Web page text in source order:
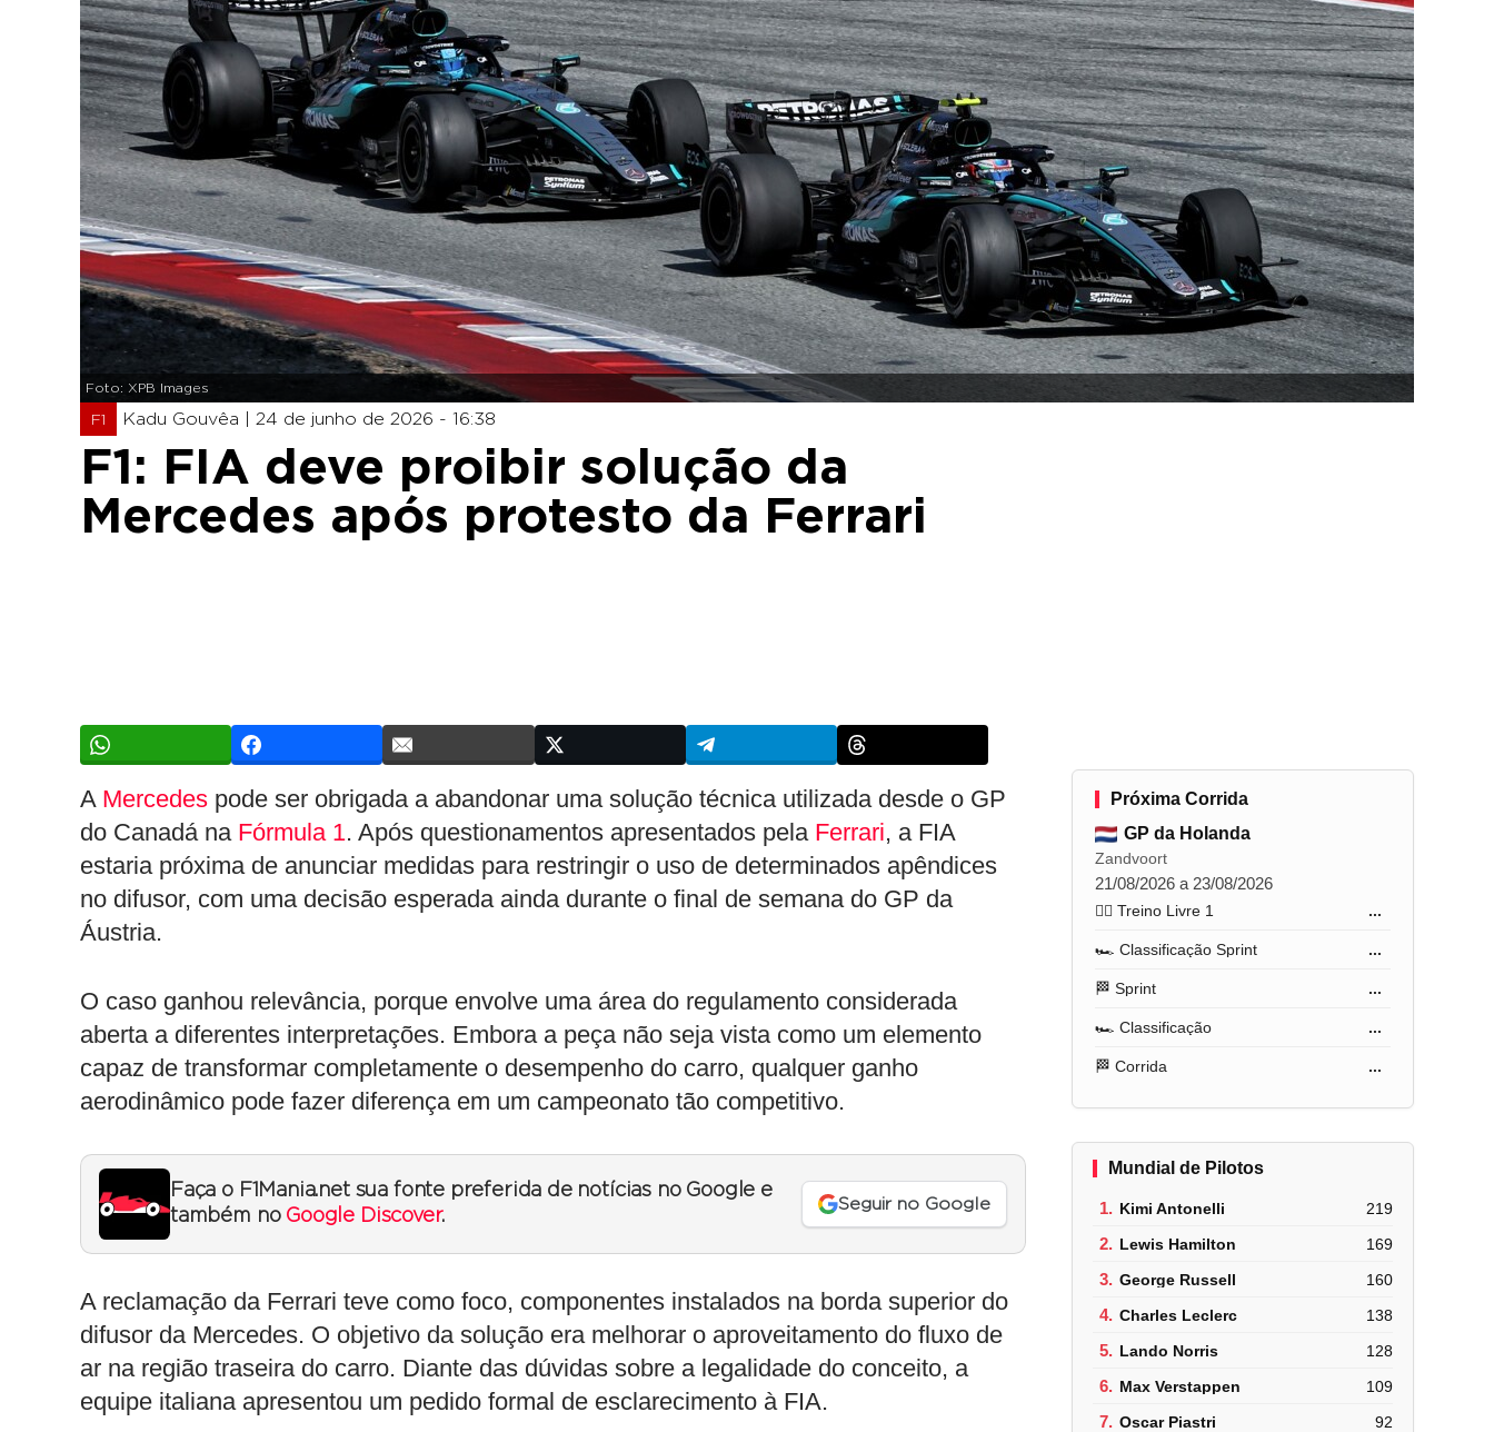
Foto: XPB Images
F1 Kadu Gouvêa | 24 de junho de 2026 - 16:38
F1: FIA deve proibir solução da
Mercedes após protesto da Ferrari
A Mercedes pode ser obrigada a abandonar uma solução técnica utilizada desde o GP
do Canadá na Fórmula 1. Após questionamentos apresentados pela Ferrari, a FIA
estaria próxima de anunciar medidas para restringir o uso de determinados apêndices
no difusor, com uma decisão esperada ainda durante o final de semana do GP da
Áustria.
O caso ganhou relevância, porque envolve uma área do regulamento considerada
aberta a diferentes interpretações. Embora a peça não seja vista como um elemento
capaz de transformar completamente o desempenho do carro, qualquer ganho
aerodinâmico pode fazer diferença em um campeonato tão competitivo.
Faça o F1Mania.net sua fonte preferida de notícias no Google e
também no Google Discover.
Seguir no Google
A reclamação da Ferrari teve como foco, componentes instalados na borda superior do
difusor da Mercedes. O objetivo da solução era melhorar o aproveitamento do fluxo de
ar na região traseira do carro. Diante das dúvidas sobre a legalidade do conceito, a
equipe italiana apresentou um pedido formal de esclarecimento à FIA.
Próxima Corrida
GP da Holanda
Zandvoort
21/08/2026 a 23/08/2026
🏋️‍♂️ Treino Livre 1 ...
🏎️ Classificação Sprint ...
🏁 Sprint ...
🏎️ Classificação ...
🏁 Corrida ...
Mundial de Pilotos
1. Kimi Antonelli 219
2. Lewis Hamilton 169
3. George Russell 160
4. Charles Leclerc 138
5. Lando Norris 128
6. Max Verstappen 109
7. Oscar Piastri 92